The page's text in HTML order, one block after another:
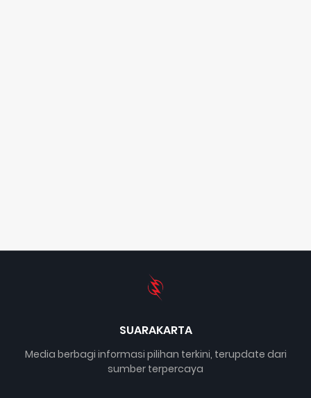
SUARAKARTA
Media berbagi informasi pilihan terkini, terupdate dari
sumber terpercaya